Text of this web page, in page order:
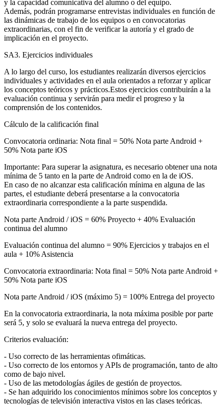
y la capacidad comunicativa del alumno o del equipo.
Además, podrán programarse entrevistas individuales en función de
las dinámicas de trabajo de los equipos o en convocatorias
extraordinarias, con el fin de verificar la autoría y el grado de
implicación en el proyecto.
SA3. Ejercicios individuales
A lo largo del curso, los estudiantes realizarán diversos ejercicios
individuales y actividades en el aula orientados a reforzar y aplicar
los conceptos teóricos y prácticos.Estos ejercicios contribuirán a la
evaluación continua y servirán para medir el progreso y la
comprensión de los contenidos.
Cálculo de la calificación final
Convocatoria ordinaria: Nota final = 50% Nota parte Android +
50% Nota parte iOS
Importante: Para superar la asignatura, es necesario obtener una nota
mínima de 5 tanto en la parte de Android como en la de iOS.
En caso de no alcanzar esta calificación mínima en alguna de las
partes, el estudiante deberá presentarse a la convocatoria
extraordinaria correspondiente a la parte suspendida.
Nota parte Android / iOS = 60% Proyecto + 40% Evaluación
continua del alumno
Evaluación continua del alumno = 90% Ejercicios y trabajos en el
aula + 10% Asistencia
Convocatoria extraordinaria: Nota final = 50% Nota parte Android +
50% Nota parte iOS
Nota parte Android / iOS (máximo 5) = 100% Entrega del proyecto
En la convocatoria extraordinaria, la nota máxima posible por parte
será 5, y solo se evaluará la nueva entrega del proyecto.
Criterios evaluación:
- Uso correcto de las herramientas ofimáticas.
- Uso correcto de los entornos y APIs de programación, tanto de alto
como de bajo nivel.
- Uso de las metodologías ágiles de gestión de proyectos.
- Se han adquirido los conocimientos mínimos sobre los conceptos y
tecnologías de televisión interactiva vistos en las clases teóricas.